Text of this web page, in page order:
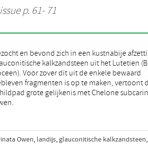
p. 61- 71
Owen, landijs, glauconitische kalkzandsteen,